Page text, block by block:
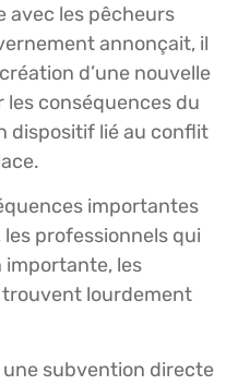
avec les pêcheurs
annonçait, il
d’une nouvelle
conséquences du
dispositif lié au conflit
importantes
professionnels qui
importante, les
trouvent lourdement
une subvention directe